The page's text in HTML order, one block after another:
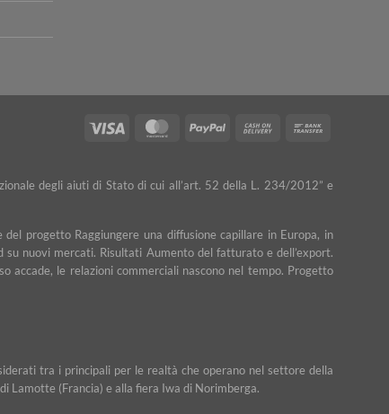
Visa MasterCardPayPal
Cash
degli aiuti di Stato di cui all’art. 52 della L. 234/2012” e
progetto Raggiungere una diffusione capillare in Europa, in
nuovi mercati. Risultati Aumento del fatturato e dell’export.
le relazioni commerciali nascono nel tempo. Progetto
tra i principali per le realtà che operano nel settore della
Lamotte (Francia) e alla fiera Iwa di Norimberga.